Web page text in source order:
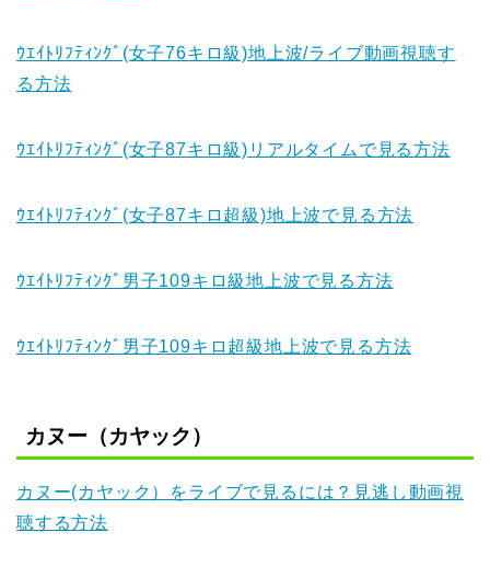
ｳｴｲﾄﾘﾌﾃｨﾝｸﾞ(女子76キロ級)地上波/ライブ動画視聴す
る方法
ｳｴｲﾄﾘﾌﾃｨﾝｸﾞ(女子87キロ級)リアルタイムで見る方法
ｳｴｲﾄﾘﾌﾃｨﾝｸﾞ(女子87キロ超級)地上波で見る方法
ｳｴｲﾄﾘﾌﾃｨﾝｸﾞ男子109キロ級地上波で見る方法
ｳｴｲﾄﾘﾌﾃｨﾝｸﾞ男子109キロ超級地上波で見る方法
カヌー（カヤック）
カヌー(カヤック）をライブで見るには？見逃し動画視
聴する方法